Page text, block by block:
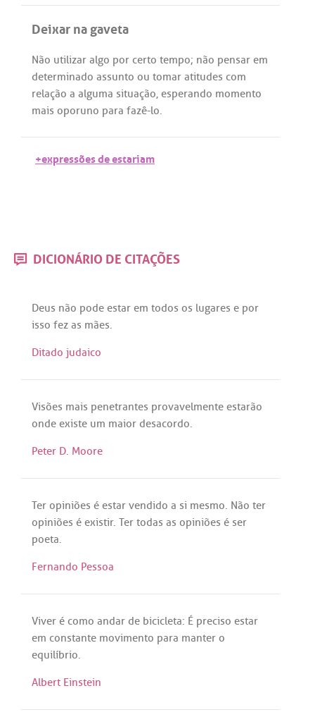
Deixar na gaveta
Não utilizar algo por certo tempo; não pensar em
determinado assunto ou tomar atitudes com
relação a alguma situação, esperando momento
mais oporuno para fazê-lo.
+expressões de estariam
DICIONÁRIO DE CITAÇÕES
Deus não pode estar em todos os lugares e por
isso fez as mães.
Ditado judaico
Visões mais penetrantes provavelmente estarão
onde existe um maior desacordo.
Peter D. Moore
Ter opiniões é estar vendido a si mesmo. Não ter
opiniões é existir. Ter todas as opiniões é ser
poeta.
Fernando Pessoa
Viver é como andar de bicicleta: É preciso estar
em constante movimento para manter o
equilíbrio.
Albert Einstein